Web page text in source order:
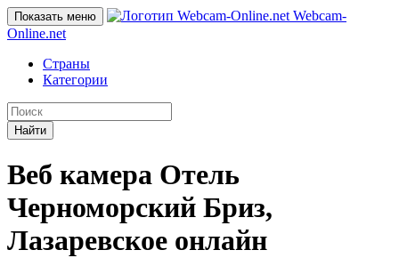
Показать меню
Webcam-
Online.net
Страны
Категории
Найти
Веб камера Отель
Черноморский Бриз,
Лазаревское онлайн